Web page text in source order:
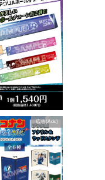
広告(Ads)